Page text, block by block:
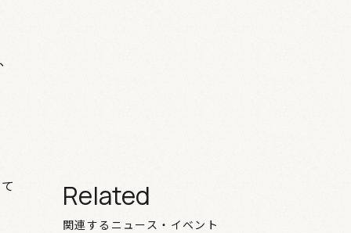
Related
関連するニュース・イベント